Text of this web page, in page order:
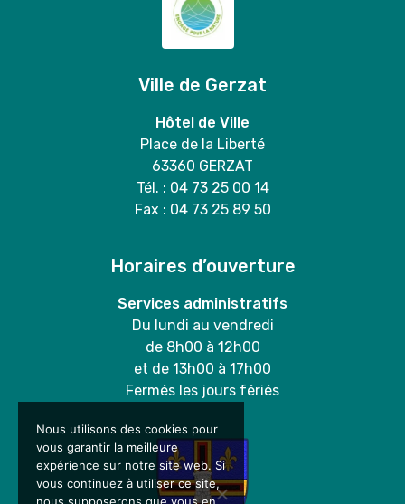
Ville de Gerzat
Hôtel de Ville
Place de la Liberté
63360 GERZAT
Tél. : 04 73 25 00 14
Fax : 04 73 25 89 50
Horaires d’ouverture
Services administratifs
Du lundi au vendredi
de 8h00 à 12h00
et de 13h00 à 17h00
Fermés les jours fériés
Nous utilisons des cookies pour
vous garantir la meilleure
expérience sur notre site web. Si
vous continuez à utiliser ce site,